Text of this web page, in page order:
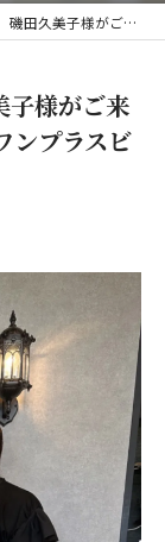
市東区香住ヶ丘 ワンプラスビューティー
様がご来
プラスビ